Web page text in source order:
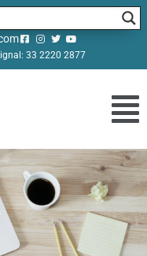
33 2220 2877